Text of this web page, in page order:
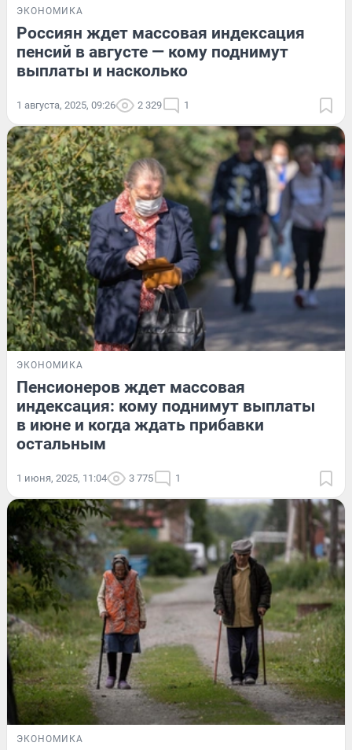
ЭКОНОМИКА
Россиян ждет массовая индексация
пенсий в августе — кому поднимут
выплаты и насколько
1 августа, 2025, 09:26 2 329 1
ЭКОНОМИКА
Пенсионеров ждет массовая
индексация: кому поднимут выплаты
в июне и когда ждать прибавки
остальным
1 июня, 2025, 11:04 3 775 1
ЭКОНОМИКА